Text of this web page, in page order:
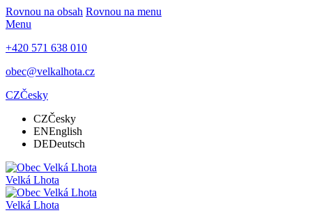
Rovnou na obsah Rovnou na menu
Menu
+420 571 638 010
obec@velkalhota.cz
CZČesky
CZČesky
ENEnglish
DEDeutsch
Velká Lhota
Velká Lhota